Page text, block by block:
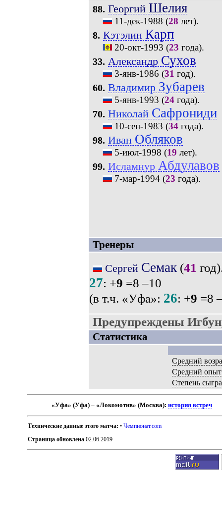
88. Георгий Шелия
11-дек-1988 (28 лет).
8. Кэтэлин Карп
20-окт-1993 (23 года).
33. Александр Сухов
3-янв-1986 (31 год).
60. Владимир Зубарев
5-янв-1993 (24года).
70. Николай Сафрониди
10-сен-1983 (34года).
98. Иван Обляков
5-июл-1998 (19 лет).
99. Исламнур Абдулавов
7-мар-1994(23 года).
Тренеры
Сергей Семак(41
27: +9 =8 –10
(в т.ч. «Уфа»: 26: +9 =8
Предупреждены
Статистика
Средний
Средний опыт
Степень
«Уфа» (Уфа) – «Локомотив» (Москва):история встреч
Технические данные этого матча: •Чемпионат.com
Страница обновлена 02.06.2019